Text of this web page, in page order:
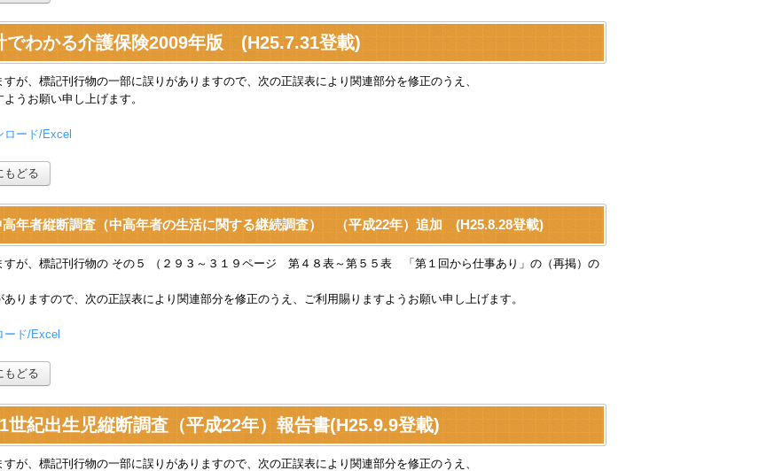
でわかる介護保険2009年版 (H25.7.31登載)
が、標記刊行物の一部に誤りがありますので、次の正誤表により関連部分を修正のうえ、
うお願い申し上げます。
ロード/Excel
もどる
年者縦断調査（中高年者の生活に関する継続調査） （平成22年）追加 (H25.8.28登載)
すが、標記刊行物の その５ （２９３～３１９ページ 第４８表～第５５表 「第１回から仕事あり」の（再掲）の
りますので、次の正誤表により関連部分を修正のうえ、ご利用賜りますようお願い申し上げます。
ード/Excel
もどる
世紀出生児縦断調査（平成22年）報告書(H25.9.9登載)
が、標記刊行物の一部に誤りがありますので、次の正誤表により関連部分を修正のうえ、